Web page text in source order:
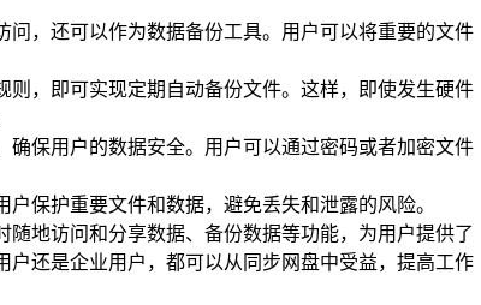
，还可以作为数据备份工具。用户可以将重要的文件
，即可实现定期自动备份文件。这样，即使发生硬件
保用户的数据安全。用户可以通过密码或者加密文件
保护重要文件和数据，避免丢失和泄露的风险。
地访问和分享数据、备份数据等功能，为用户提供了
户还是企业用户，都可以从同步网盘中受益，提高工作